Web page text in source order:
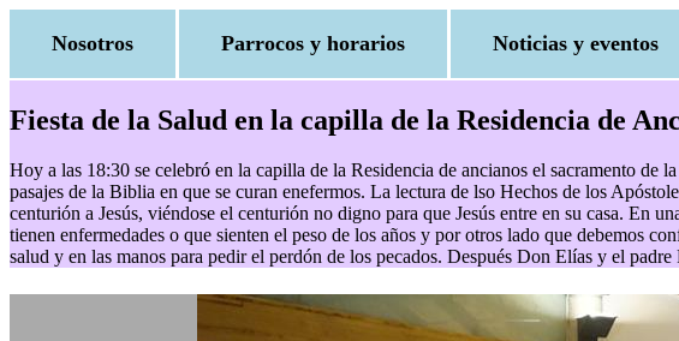
Nosotros Parrocos y horarios Noticias y eventos
Fiesta de la Salud en la capilla de la Residencia de
Hoy a las 18:30 se celebró en la capilla de la Residencia de ancianos el sacramento
pasajes de la Biblia en que se curan enefermos. La lectura de lso Hechos de los
centurión a Jesús, viéndose el centurión no digno para que Jesús entre en su casa. En
tienen enfermedades o que sienten el peso de los años y por otros lado que debemos
salud y en las manos para pedir el perdón de los pecados. Después Don Elías y el